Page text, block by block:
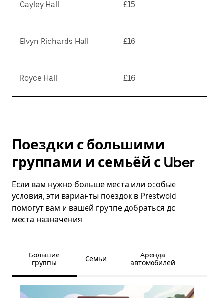
Cayley Hall £15
Elvyn Richards Hall £16
Royce Hall £16
Поездки с большими
группами и семьёй с Uber
Если вам нужно больше места или особые
условия, эти варианты поездок в Prestwold
помогут вам и вашей группе добраться до
места назначения.
Большие
группы
Семьи
Аренда
автомобилей